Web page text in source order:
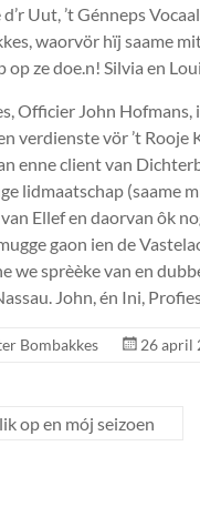
Uut, ’t Génneps
waorvör hïj saame
op ze doe.n! Silvia en
Officier John
verdienste vör ’t
enne client van
lidmaatschap (saame
Ellef en daorvan ôk
gaon ien de
we sprèèke van en
John, én Ini,
Bombakkes 26 april
op en mój seizoen